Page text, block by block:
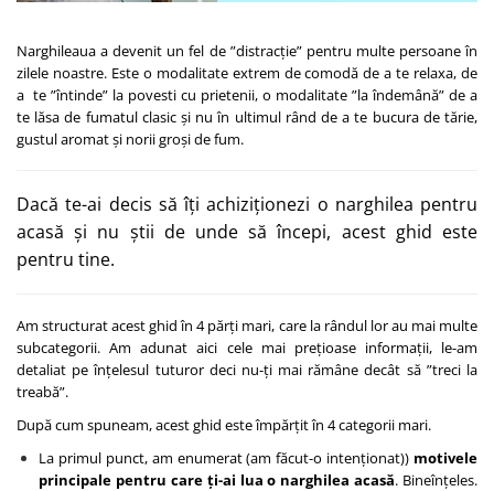
Narghileaua a devenit un fel de ”distracție” pentru multe persoane în
zilele noastre. Este o modalitate extrem de comodă de a te relaxa, de
a te ”întinde” la povesti cu prietenii, o modalitate ”la îndemână” de a
te lăsa de fumatul clasic și nu în ultimul rând de a te bucura de tărie,
gustul aromat și norii groși de fum.
Dacă te-ai decis să îți achiziționezi o narghilea pentru
acasă și nu știi de unde să începi, acest ghid este
pentru tine.
Am structurat acest ghid în 4 părți mari, care la rândul lor au mai multe
subcategorii. Am adunat aici cele mai prețioase informații, le-am
detaliat pe înțelesul tuturor deci nu-ți mai rămâne decât să ”treci la
treabă”.
După cum spuneam, acest ghid este împărțit în 4 categorii mari.
La primul punct, am enumerat (am făcut-o intenționat)) motivele
principale pentru care ți-ai lua o narghilea acasă. Bineînțeles.